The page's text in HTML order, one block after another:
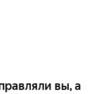
вы, а